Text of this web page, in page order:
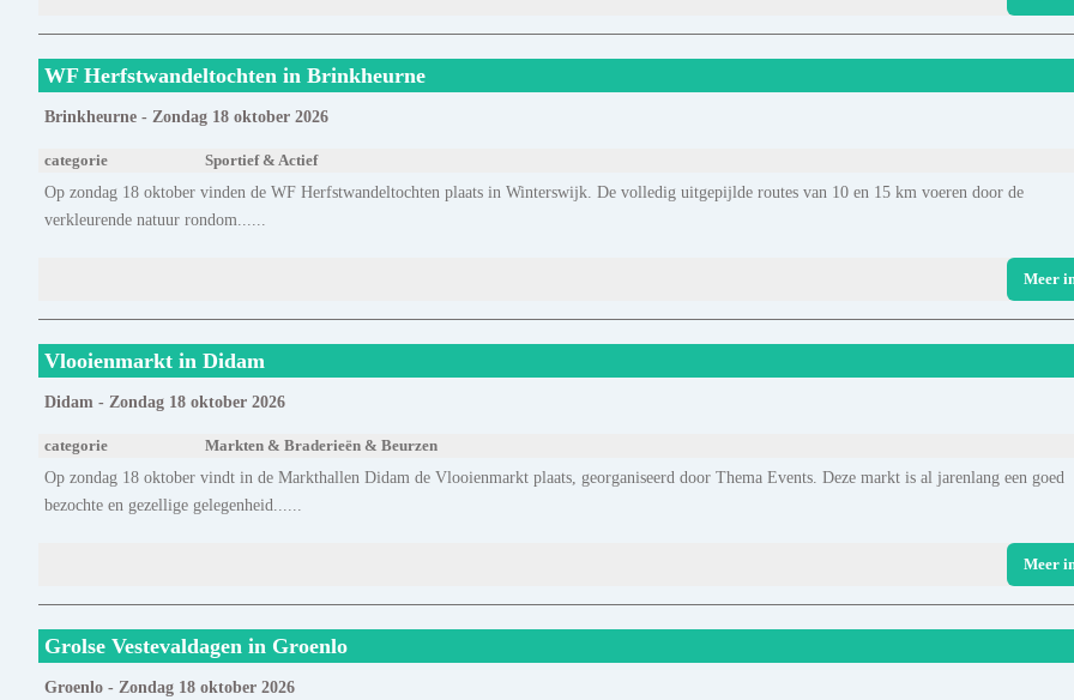
WF Herfstwandeltochten in Brinkheurne
Brinkheurne - Zondag 18 oktober 2026
categorie Sportief & Actief
Op zondag 18 oktober vinden de WF Herfstwandeltochten plaats in Winterswijk. De volledig uitgepijlde routes van 10 en 15 km voeren door de
verkleurende natuur rondom......
Meer
Vlooienmarkt in Didam
Didam - Zondag 18 oktober 2026
categorie Markten & Braderieën & Beurzen
Op zondag 18 oktober vindt in de Markthallen Didam de Vlooienmarkt plaats, georganiseerd door Thema Events. Deze markt is al jarenlang een goed
bezochte en gezellige gelegenheid......
Meer
Grolse Vestevaldagen in Groenlo
Groenlo - Zondag 18 oktober 2026